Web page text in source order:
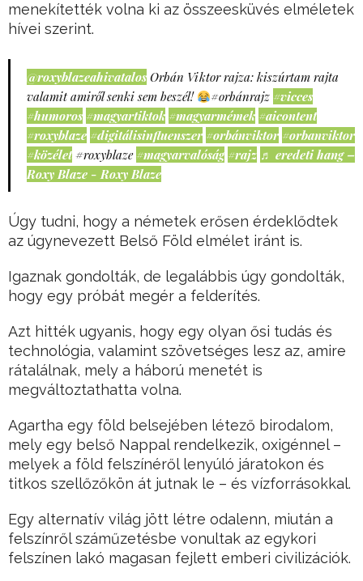
menekítették volna ki az összeesküvés elméletek
hívei szerint.
@roxyblazeahivatalos Orbán Viktor rajza: kiszúrtam rajta
valamit amiről senki sem beszél!
#orbánrajz #vicces
#humoros #magyartiktok #magyarmémek #aicontent
#roxyblaze #digitálisinfluenszer #orbánviktor #orbanviktor
#közélet #roxyblaze #magyarvalóság #rajz ♬ eredeti hang –
Roxy Blaze - Roxy Blaze
Úgy tudni, hogy a németek erősen érdeklődtek
az úgynevezett Belső Föld elmélet iránt is.
Igaznak gondolták, de legalábbis úgy gondolták,
hogy egy próbát megér a felderítés.
Azt hitték ugyanis, hogy egy olyan ősi tudás és
technológia, valamint szövetséges lesz az, amire
rátalálnak, mely a háború menetét is
megváltoztathatta volna.
Agartha egy föld belsejében létező birodalom,
mely egy belső Nappal rendelkezik, oxigénnel –
melyek a föld felszínéről lenyúló járatokon és
titkos szellőzőkön át jutnak le – és vízforrásokkal.
Egy alternatív világ jött létre odalenn, miután a
felszínről száműzetésbe vonultak az egykori
felszínen lakó magasan fejlett emberi civilizációk.